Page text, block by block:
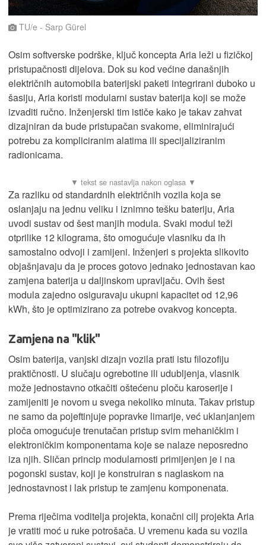
TU/e - Sarp Gürel
Osim softverske podrške, ključ koncepta Aria leži u fizičkoj
pristupačnosti dijelova. Dok su kod većine današnjih
električnih automobila baterijski paketi integrirani duboko u
šasiju, Aria koristi modularni sustav baterija koji se može
izvaditi ručno. Inženjerski tim ističe kako je takav zahvat
dizajniran da bude pristupačan svakome, eliminirajući
potrebu za kompliciranim alatima ili specijaliziranim
radionicama.
Za razliku od standardnih električnih vozila koja se
oslanjaju na jednu veliku i iznimno tešku bateriju, Aria
uvodi sustav od šest manjih modula. Svaki modul teži
otprilike 12 kilograma, što omogućuje vlasniku da ih
samostalno odvoji i zamijeni. Inženjeri s projekta slikovito
objašnjavaju da je proces gotovo jednako jednostavan kao
zamjena baterija u daljinskom upravljaču. Ovih šest
modula zajedno osiguravaju ukupni kapacitet od 12,96
kWh, što je optimizirano za potrebe ovakvog koncepta.
Zamjena na "klik"
Osim baterija, vanjski dizajn vozila prati istu filozofiju
praktičnosti. U slučaju ogrebotine ili udubljenja, vlasnik
može jednostavno otkačiti oštećenu ploču karoserije i
zamijeniti je novom u svega nekoliko minuta. Takav pristup
ne samo da pojeftinjuje popravke limarije, već uklanjanjem
ploča omogućuje trenutačan pristup svim mehaničkim i
elektroničkim komponentama koje se nalaze neposredno
iza njih. Sličan princip modularnosti primijenjen je i na
pogonski sustav, koji je konstruiran s naglaskom na
jednostavnost i lak pristup te zamjenu komponenata.
Prema riječima voditelja projekta, konačni cilj projekta Aria
je vratiti moć u ruke potrošača. U vremenu kada su vozila